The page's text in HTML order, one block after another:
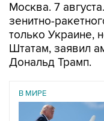
Москва. 7
зенитно-
только Украине,
Штатам, заявил
Дональд Трамп.
В МИРЕ